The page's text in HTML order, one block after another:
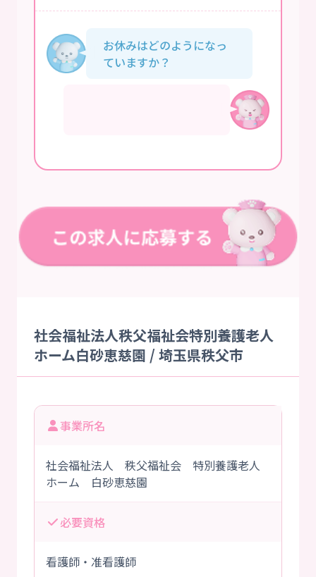
お休みはどのようになっ
ていますか？
社会福祉法人秩父福祉会特別養護老人
ホーム白砂恵慈園 / 埼玉県秩父市
事業所名
社会福祉法人 秩父福祉会 特別養護老人
ホーム 白砂恵慈園
必要資格
看護師・准看護師